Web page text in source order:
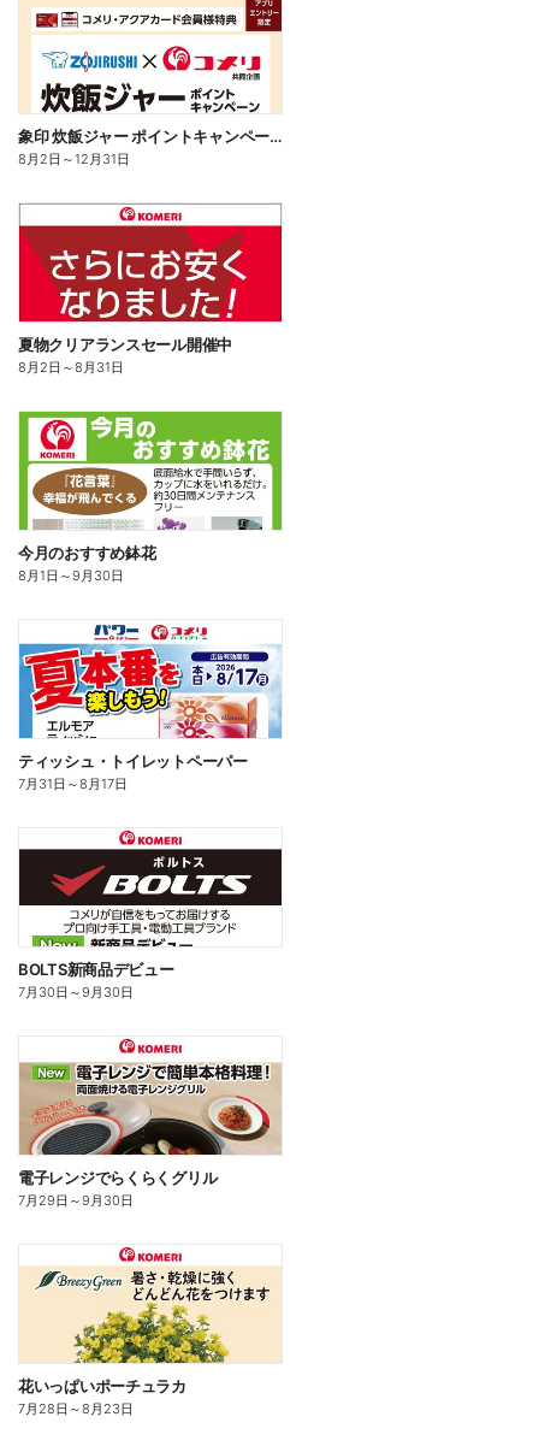
象印 炊飯ジャー ポイントキャンペーン
8月2日 ～12月31日
夏物クリアランスセール開催中
8月2日 ～8月31日
今月のおすすめ鉢花
8月1日 ～9月30日
ティッシュ・トイレットペーパー
7月31日 ～8月17日
BOLTS新商品デビュー
7月30日 ～9月30日
電子レンジでらくらくグリル
7月29日 ～9月30日
花いっぱいポーチュラカ
7月28日 ～8月23日